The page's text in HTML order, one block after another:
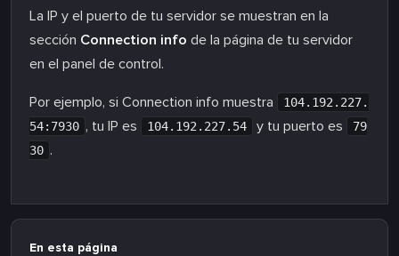
La IP y el puerto de tu servidor se muestran en la
sección Connection info de la página de tu servidor
en el panel de control.
Por ejemplo, si Connection info muestra
104.192.227.
54:7930 , tu IP es 104.192.227.54 y tu puerto es
79
30 .
En esta página